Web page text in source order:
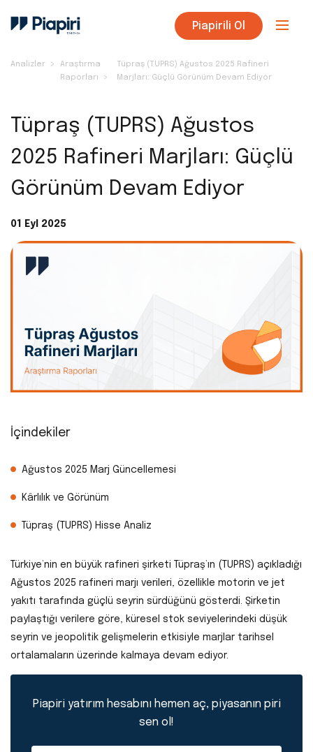
Piapirili Ol
Analizler
Araştırma
Raporları
Tüpraş (TUPRS) Ağustos 2025 Rafineri
Marjları: Güçlü Görünüm Devam Ediyor
Tüpraş (TUPRS) Ağustos
2025 Rafineri Marjları: Güçlü
Görünüm Devam Ediyor
01 Eyl 2025
İçindekiler
Ağustos 2025 Marj Güncellemesi
Kârlılık ve Görünüm
Tüpraş (TUPRS) Hisse Analiz
Türkiye’nin en büyük rafineri şirketi Tüpraş’ın (TUPRS) açıkladığı
Ağustos 2025 rafineri marjı verileri, özellikle motorin ve jet
yakıtı tarafında güçlü seyrin sürdüğünü gösterdi. Şirketin
paylaştığı verilere göre, küresel stok seviyelerindeki düşük
seyrin ve jeopolitik gelişmelerin etkisiyle marjlar tarihsel
ortalamaların üzerinde kalmaya devam ediyor.
Piapiri yatırım hesabını hemen aç, piyasanın piri
sen ol!